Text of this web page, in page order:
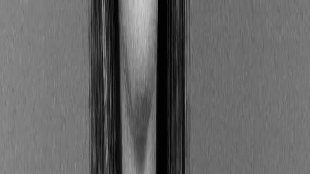
Article 8
Regroupe les produits intégrant et promouvant
des caractéristiques environnementales et/ou
sociales sans y être directement impliqués.
🔎
Article 9